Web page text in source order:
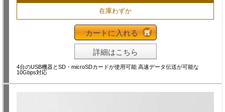
在庫わずか
カートに入れる
詳細はこちら
4台のUSB機器とSD・microSDカードが使用可能 高速データ伝送が可能な
10Gbps対応